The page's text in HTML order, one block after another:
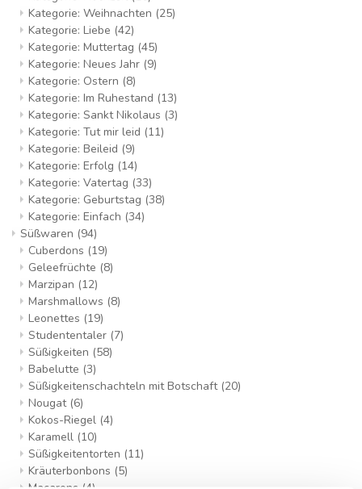
Kategorie: Weihnachten (25)
Kategorie: Liebe (42)
Kategorie: Muttertag (45)
Kategorie: Neues Jahr (9)
Kategorie: Ostern (8)
Kategorie: Im Ruhestand (13)
Kategorie: Sankt Nikolaus (3)
Kategorie: Tut mir leid (11)
Kategorie: Beileid (9)
Kategorie: Erfolg (14)
Kategorie: Vatertag (33)
Kategorie: Geburtstag (38)
Kategorie: Einfach (34)
Süßwaren (94)
Cuberdons (19)
Geleefrüchte (8)
Marzipan (12)
Marshmallows (8)
Leonettes (19)
Studententaler (7)
Süßigkeiten (58)
Babelutte (3)
Süßigkeitenschachteln mit Botschaft (20)
Nougat (6)
Kokos-Riegel (4)
Karamell (10)
Süßigkeitentorten (11)
Kräuterbonbons (5)